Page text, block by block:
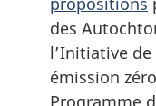
des
l’Initiative
émission
Programme